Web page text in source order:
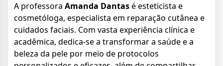
A professora Amanda Dantasé esteticista e
cosmetóloga, especialista em reparação cutânea e
cuidados faciais. Com vasta experiência clínica e
acadêmica, dedica-se a transformar a saúde e a
beleza da pele por meio de protocolos